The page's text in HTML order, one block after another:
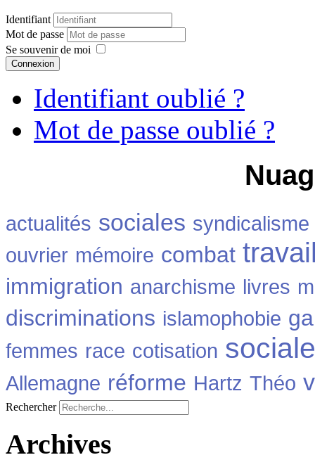
Identifiant
Mot de passe
Se souvenir de moi
Connexion
Identifiant oublié ?
Mot de passe oublié ?
actualités sociales syndicalisme
ouvrier mémoire combat
immigration anarchisme livres
discriminations islamophobie
femmes race cotisation sociale
Allemagne réforme Hartz Théo
Rechercher
Archives